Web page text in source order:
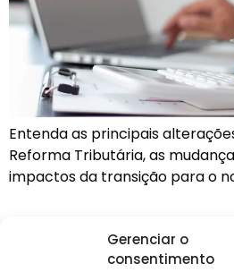
Gerenciar o
consentimento
Entenda as principais
Reforma Tributária, as
impactos da transição para o
InstitucionalClientes